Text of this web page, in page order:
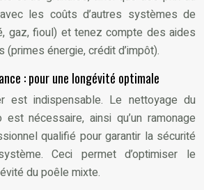
les coûts d’autres systèmes de
gaz, fioul) et tenez compte des aides
énergie, crédit d’impôt).
: pour une longévité optimale
est indispensable. Le nettoyage du
nécessaire, ainsi qu’un ramonage
qualifié pour garantir la sécurité
Ceci permet d’optimiser le
du poêle mixte.